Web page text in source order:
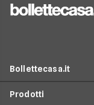
Bollettecasa.it
Prodotti